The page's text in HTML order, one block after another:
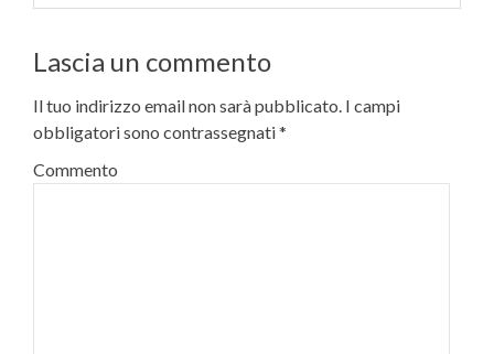
Lascia un commento
Il tuo indirizzo email non sarà pubblicato. I campi
obbligatori sono contrassegnati*
Commento